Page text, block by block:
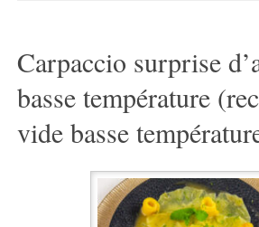
Carpaccio surprise
basse température
vide basse